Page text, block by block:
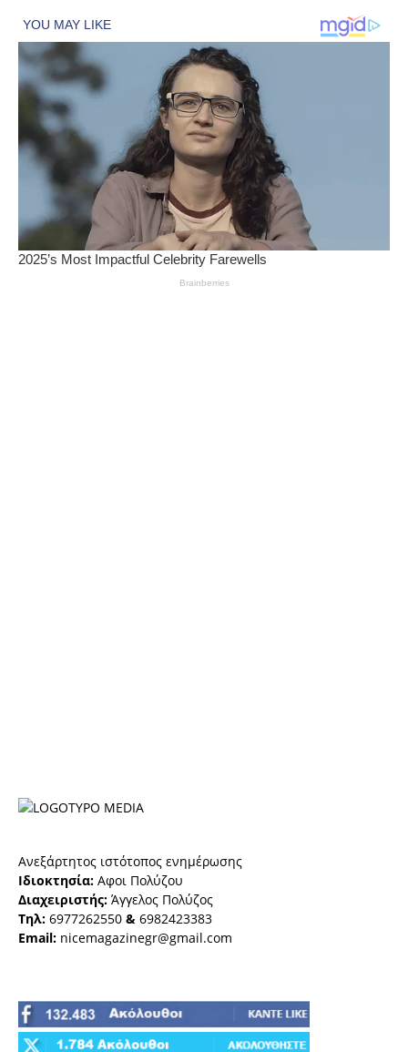
Ανεξάρτητος ιστότοπος ενημέρωσης
Ιδιοκτησία: Αφοι Πολύζου
Διαχειριστής: Άγγελος Πολύζος
Τηλ: 6977262550 & 6982423383
Email: nicemagazinegr@gmail.com